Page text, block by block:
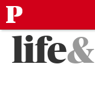
Saltarlife&